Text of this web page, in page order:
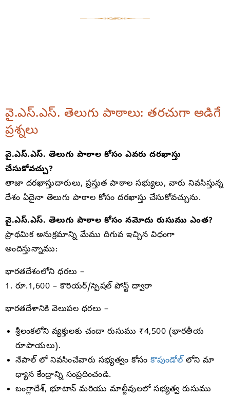
వై.ఎస్.ఎస్. తెలుగు పాఠాలు: తరచుగా అడిగే
ప్రశ్నలు
వై.ఎస్.ఎస్. తెలుగు పాఠాల కోసం ఎవరు దరఖాస్తు
చేసుకోవచ్చు?
తాజా దరఖాస్తుదారులు, ప్రస్తుత పాఠాల సభ్యులు, వారు నివసిస్తున్న
దేశం ఏదైనా తెలుగు పాఠాల కోసం దరఖాస్తు చేసుకోవచ్చును.
వై.ఎస్.ఎస్. తెలుగు పాఠాల కోసం నమోదు రుసుము ఎంత?
ప్రాథమిక అనుక్రమాన్ని మేము దిగువ ఇచ్చిన విధంగా
అందిస్తున్నాము:
భారతదేశంలోని ధరలు –
1. రూ.1,600 – కొరియర్/స్పెషల్ పోస్ట్ ద్వారా
భారతదేశానికి వెలుపల ధరలు –
శ్రీలంకలోని వ్యక్తులకు చందా రుసుము ₹4,500 (భారతీయ
రూపాయలు).
నేపాల్ లో నివసించేవారు సభ్యత్వం కోసం కొపుండోల్ లోని మా
ధ్యాన కేంద్రాన్ని సంప్రదించండి.
బంగ్లాదేశ్, భూటాన్ మరియు మాల్దీవులలో సభ్యత్వ రుసుము